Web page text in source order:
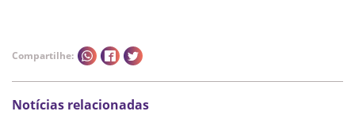
Compartilhe:
Notícias relacionadas